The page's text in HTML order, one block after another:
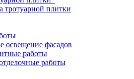
тротуарной плитки
освещение фасадов
работы
работы